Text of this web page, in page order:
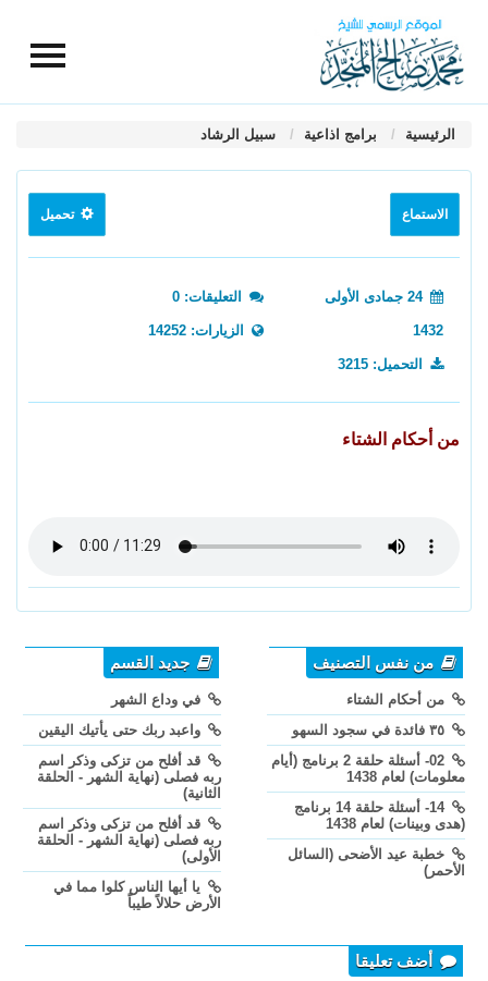
الرئيسية برامج اذاعية سبيل الرشاد
الاستماع تحميل
24 جمادى الأولى
1432
التعليقات: 0
الزيارات: 14252
التحميل: 3215
من أحكام الشتاء
من نفس التصنيف
من أحكام الشتاء
02- أسئلة حلقة 2 برنامج (أيام
معلومات) لعام 1438
14- أسئلة حلقة 14 برنامج
(هدى وبينات) لعام 1438
خطبة عيد الأضحى (السائل
الأحمر)
جديد القسم
في وداع الشهر
واعبد ربك حتى يأتيك اليقين
قد أفلح من تزكى وذكر اسم
ربه فصلى (نهاية الشهر - الحلقة
الثانية)
قد أفلح من تزكى وذكر اسم
ربه فصلى (نهاية الشهر - الحلقة
الأولى)
يا أيها الناس كلوا مما في
الأرض حلالاً طيباً
أضف تعليقا